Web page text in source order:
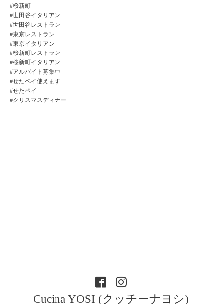
#桜新町
#世田谷イタリアン
#世田谷レストラン
#東京レストラン
#東京イタリアン
#桜新町レストラン
#桜新町イタリアン
#アルバイト募集中
#せたペイ使えます
#せたペイ
#クリスマスディナー
Cucina YOSI (クッチーナヨシ)